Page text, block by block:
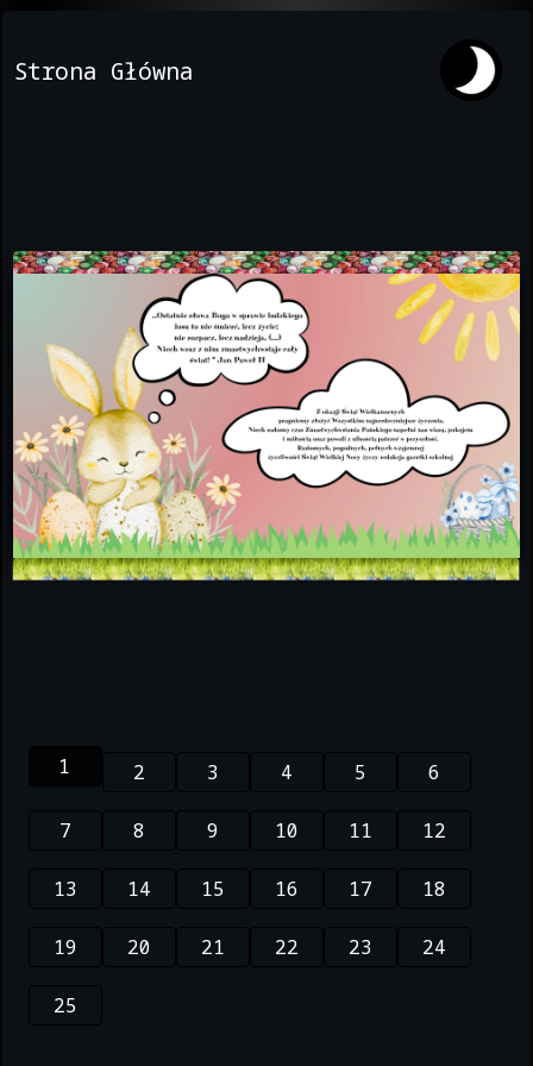
Strona Główna
1 2 3 4 5 6
7 8 9 10 11 12
13 14 15 16 17 18
19 20 21 22 23 24
25